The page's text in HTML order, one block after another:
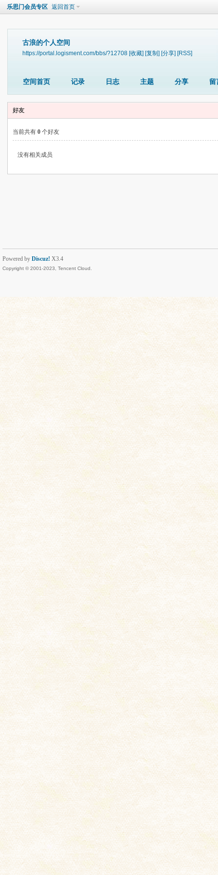
乐思门会员专区 返回首页
古浪的个人空间
https://portal.logisment.com/bbs/?12708 [收藏] [复制] [分享] [RSS]
空间首页 记录 日志 主题 分享 留
好友
当前共有 0 个好友
没有相关成员
Powered by Discuz! X3.4
Copyright © 2001-2023, Tencent Cloud.